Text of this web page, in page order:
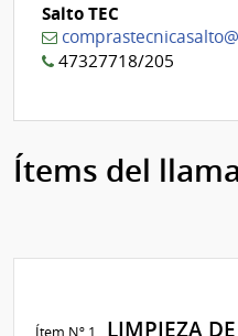
Salto TEC
47327718/205
Ítems del
Ítem Nº 1 LIMPIEZA